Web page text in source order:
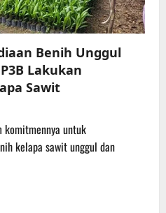
Benih Unggul
Lakukan
Sawit
komitmennya untuk
kelapa sawit unggul dan